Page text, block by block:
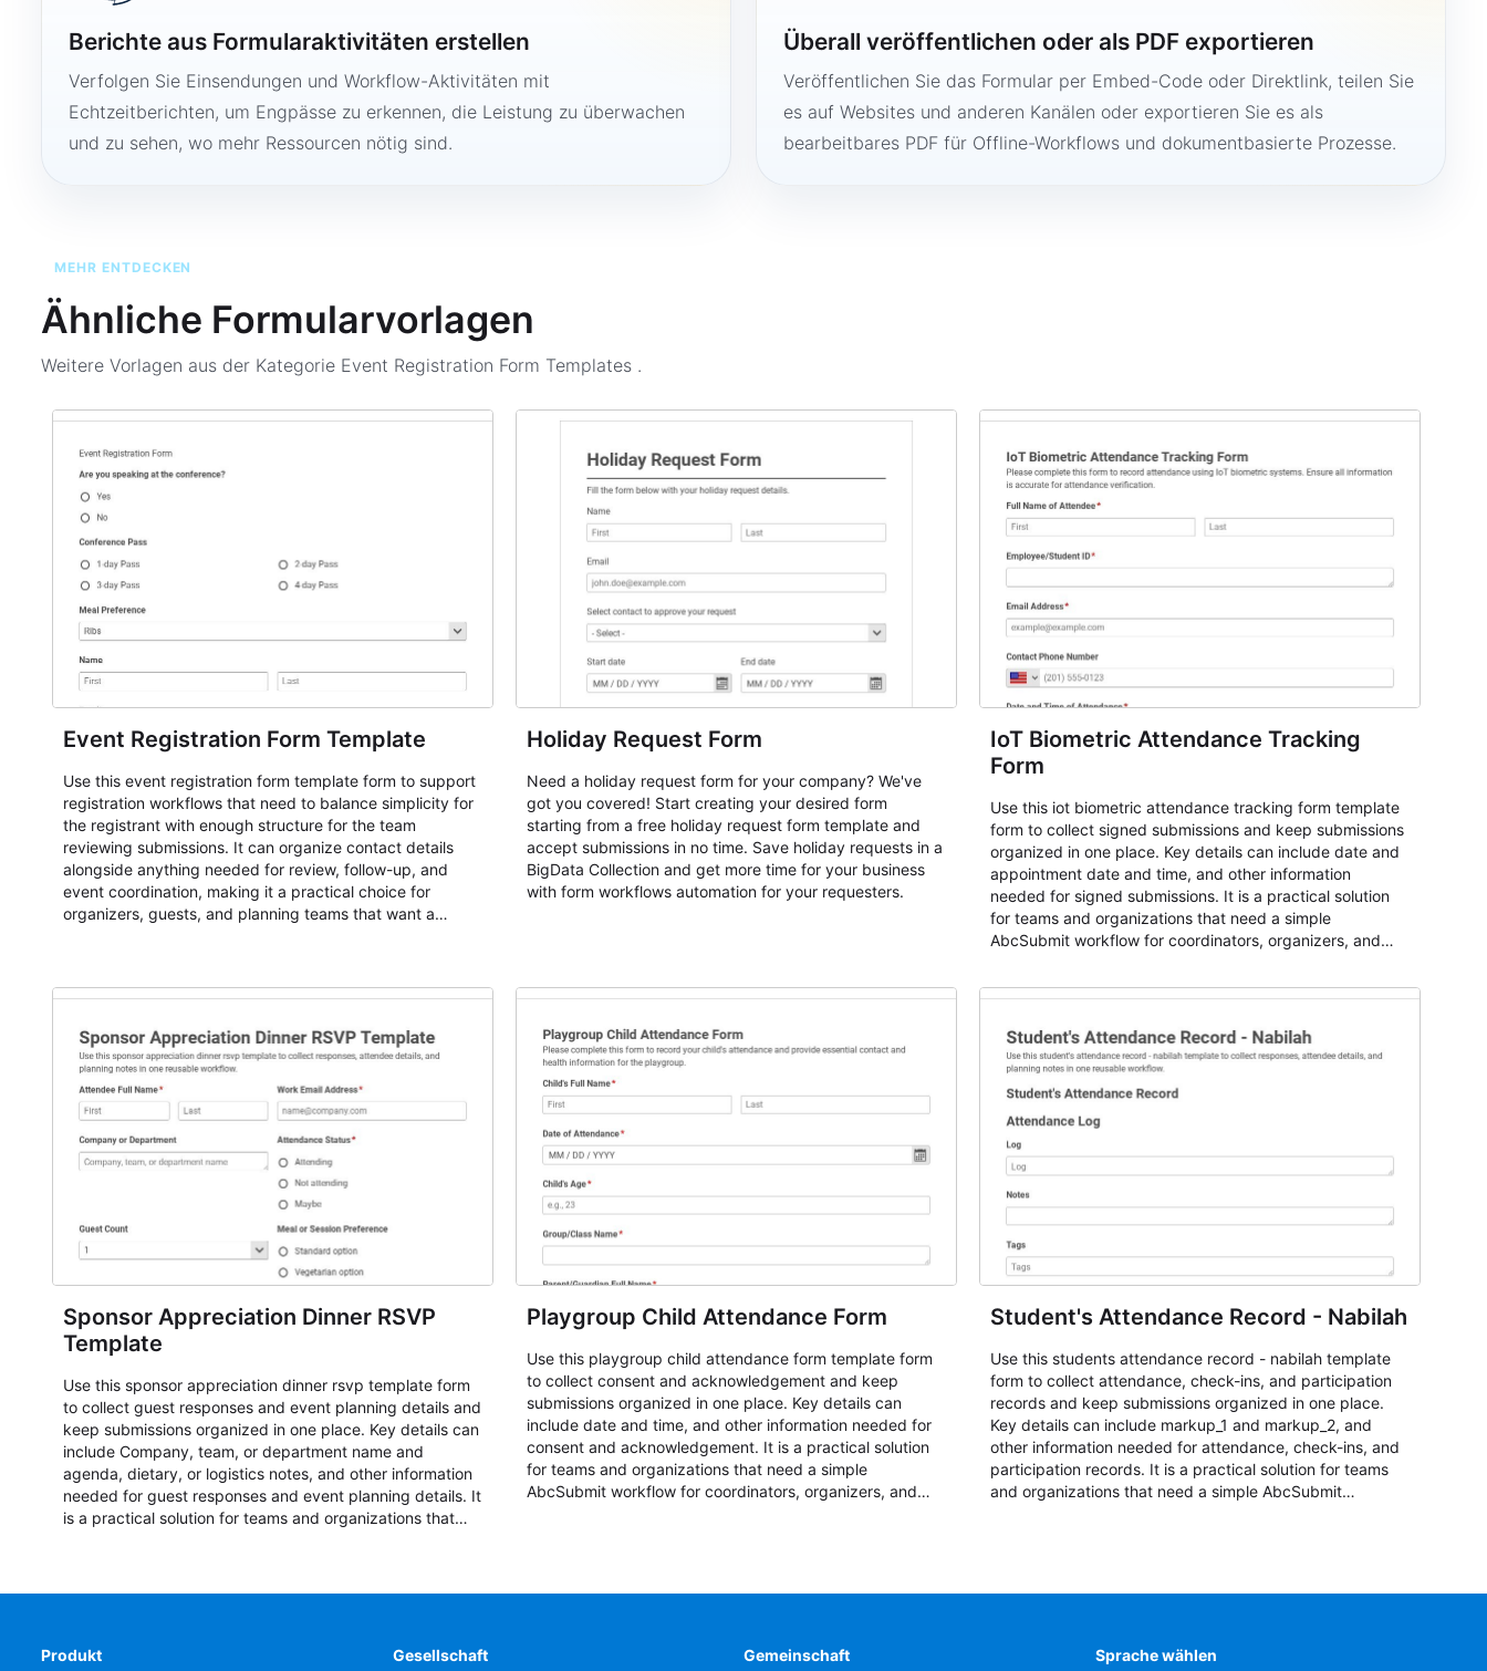
Berichte aus Formularaktivitäten erstellen
Verfolgen Sie Einsendungen und Workflow-Aktivitäten mit
Echtzeitberichten, um Engpässe zu erkennen, die Leistung zu überwachen
und zu sehen, wo mehr Ressourcen nötig sind.
Überall veröffentlichen oder als PDF exportieren
Veröffentlichen Sie das Formular per Embed-Code oder Direktlink, teilen Sie
es auf Websites und anderen Kanälen oder exportieren Sie es als
bearbeitbares PDF für Offline-Workflows und dokumentbasierte Prozesse.
MEHR ENTDECKEN
Ähnliche Formularvorlagen
Weitere Vorlagen aus der Kategorie Event Registration Form Templates .
Event Registration Form Template
Use this event registration form template form to support
registration workflows that need to balance simplicity for
the registrant with enough structure for the team
reviewing submissions. It can organize contact details
alongside anything needed for review, follow-up, and
event coordination, making it a practical choice for
organizers, guests, and planning teams that want a
student enrollment, volunteer registration, business event
responses standardized so organizers can evaluate
submissions, manage next steps, and maintain cleaner
registration records over time.
Holiday Request Form
Need a holiday request form for your company? We've
got you covered! Start creating your desired form
starting from a free holiday request form template and
accept submissions in no time. Save holiday requests in a
BigData Collection and get more time for your business
with form workflows automation for your requesters.
IoT Biometric Attendance Tracking
Form
Use this iot biometric attendance tracking form template
form to collect signed submissions and keep submissions
organized in one place. Key details can include date and
appointment date and time, and other information
needed for signed submissions. It is a practical solution
for teams and organizations that need a simple
AbcSubmit workflow for coordinators, organizers, and
Sponsor Appreciation Dinner RSVP
Template
Use this sponsor appreciation dinner rsvp template form
to collect guest responses and event planning details and
keep submissions organized in one place. Key details can
include Company, team, or department name and
agenda, dietary, or logistics notes, and other information
needed for guest responses and event planning details. It
is a practical solution for teams and organizations that
Playgroup Child Attendance Form
Use this playgroup child attendance form template form
to collect consent and acknowledgement and keep
submissions organized in one place. Key details can
include date and time, and other information needed for
consent and acknowledgement. It is a practical solution
for teams and organizations that need a simple
AbcSubmit workflow for coordinators, organizers, and
Student's Attendance Record - Nabilah
Use this students attendance record - nabilah template
form to collect attendance, check-ins, and participation
records and keep submissions organized in one place.
Key details can include markup_1 and markup_2, and
other information needed for attendance, check-ins, and
participation records. It is a practical solution for teams
and organizations that need a simple AbcSubmit
Produkt Gesellschaft Gemeinschaft Sprache wählen